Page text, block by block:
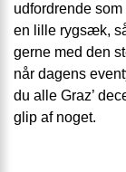
udfordrende
en lille rygsæk,
gerne med den
når dagens
du alle Graz’
glip af noget.